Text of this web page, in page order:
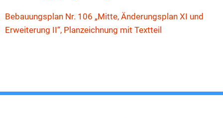
Bebauungsplan Nr. 106 „Mitte, Änderungsplan XI und
Erweiterung II“, Planzeichnung mit Textteil